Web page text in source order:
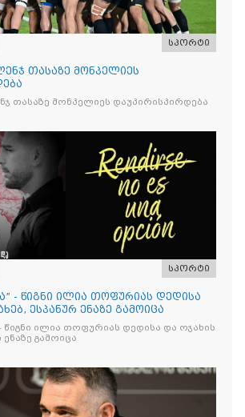
სპორტი
თასაზე მონპელიეს
თასაზე მონპელიეს დაუპირისპირდება
სპორტი
- წიგნი ილია თოფურიას დედისა
ესპანურ ენაზე გამოიცა
წიგნი ილია თოფურიას დედისა და ოჯახის
ენაზე გამოიცა